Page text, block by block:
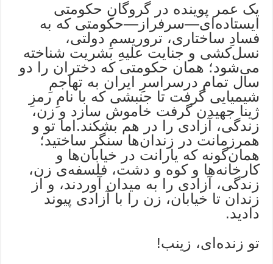
یک عمر پوینده در گروگانِ حکومتی
ایستاده‌ای—سرفراز—حکومتی که به
فسادِ ساختاری، تروریسمِ دولتی،
نسل‌کشی و جنایت علیهِ بشریت شناخته
می‌شود؛ همان حکومتی که دختران را دو
سال تمام درسراسرِ ایران به تهاجمِ
شیمیایی گرفت تا جنبشی که با نامِ رمزِ
ژینا جهیدن گرفت خاموش سازد و زن،
زندگی، آزادی را در هم بشکند.اما تو و
همرزمانت در زندان‌ها سنگر ساختید؛
همان‌گونه که یارانت در خیابان‌ها و
کارخانه‌ها و کوه و دشت، فلسفه‌ی زن،
زندگی، آزادی را به میدان آوردند، و از
زندان تا خیابان، زن را با آزادی پیوند
دادید.
تو زنده‌ای، زینب!